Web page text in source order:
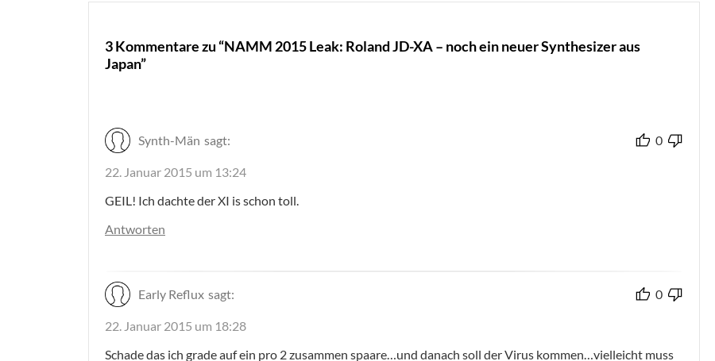
3 Kommentare zu “NAMM 2015 Leak: Roland JD-XA – noch ein neuer Synthesizer aus
Japan”
Synth-Män sagt: 0
22. Januar 2015 um 13:24
GEIL! Ich dachte der XI is schon toll.
Antworten
Early Reflux sagt: 0
22. Januar 2015 um 18:28
Schade das ich grade auf ein pro 2 zusammen spaare…und danach soll der Virus kommen…vielleicht muss